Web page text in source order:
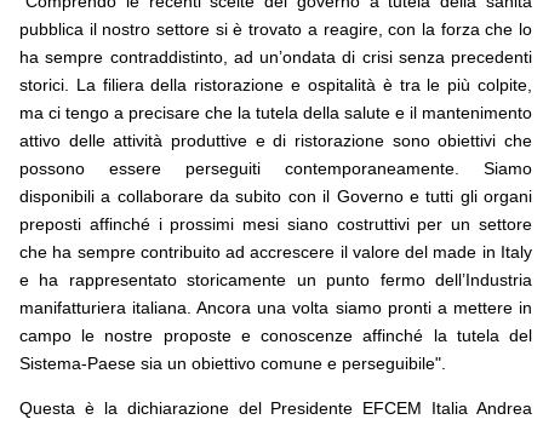
pubblica il nostro settore si è trovato a reagire, con la forza che lo
ha sempre contraddistinto, ad un’ondata di crisi senza precedenti
storici. La filiera della ristorazione e ospitalità è tra le più colpite,
ma ci tengo a precisare che la tutela della salute e il mantenimento
attivo delle attività produttive e di ristorazione sono obiettivi che
possono essere perseguiti contemporaneamente. Siamo
disponibili a collaborare da subito con il Governo e tutti gli organi
preposti affinché i prossimi mesi siano costruttivi per un settore
che ha sempre contribuito ad accrescere il valore del made in Italy
e ha rappresentato storicamente un punto fermo dell’Industria
manifatturiera italiana. Ancora una volta siamo pronti a mettere in
campo le nostre proposte e conoscenze affinché la tutela del
Sistema-Paese sia un obiettivo comune e perseguibile".
Questa è la dichiarazione del Presidente EFCEM Italia Andrea